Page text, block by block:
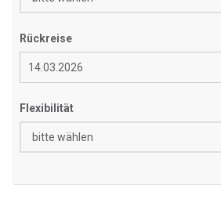
Rückreise
Flexibilität